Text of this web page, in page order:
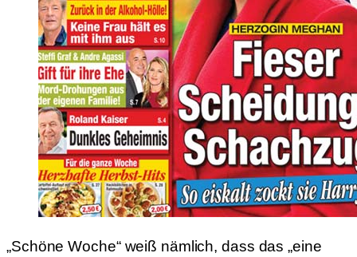
„Schöne Woche“ weiß nämlich, dass das „eine